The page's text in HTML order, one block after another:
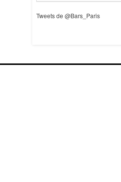
Tweets de @Bars_Paris